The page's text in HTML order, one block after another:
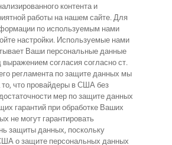
Выходные Защита
Правила по
файлам
"cookie"
Заявление о
контента и
работы на нашем сайте. Для
по используемым нами
настройки. Используемые нами
Ваши персональные данные
согласия согласно ст.
регламента по защите данных мы
то, что провайдеры в США без
мер по защите данных
гарантий при обработке Ваших
не могут гарантировать
защиты данных, поскольку
о защите персональных данных